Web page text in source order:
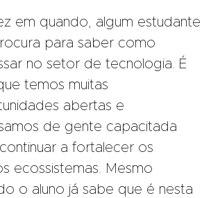
em quando, algum estudante
para saber como
no setor de tecnologia. É
temos muitas
abertas e
de gente capacitada
a fortalecer os
ecossistemas. Mesmo
o aluno já sabe que é nesta